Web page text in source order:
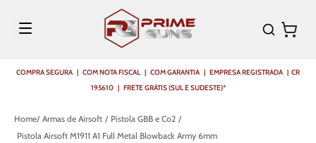
COMPRA SEGURA | COM NOTA FISCAL | COM GARANTIA | EMPRESA REGISTRADA | CR
195610 | FRETE GRÁTIS (SUL E SUDESTE)*
Armas de Airsoft
Pistola GBB e Co2
Pistola Airsoft M1911 A1 Full Metal Blowback Army 6mm